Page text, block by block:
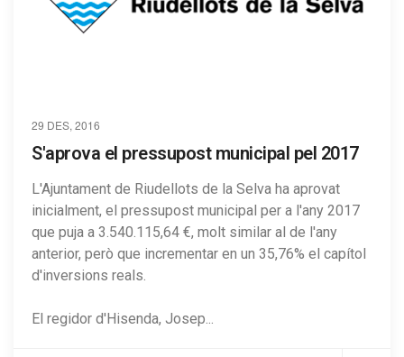
29 DES, 2016
S'aprova el pressupost municipal pel 2017
L'Ajuntament de Riudellots de la Selva ha aprovat
inicialment, el pressupost municipal per a l'any 2017
que puja a 3.540.115,64 €, molt similar al de l'any
anterior, però que incrementar en un 35,76% el capítol
d'inversions reals.
El regidor d'Hisenda, Josep...